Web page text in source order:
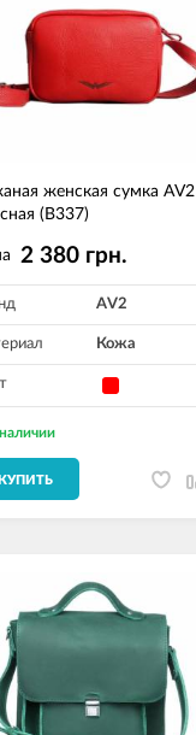
женская сумка AV2
(B337)
2 380 грн.
AV2
Кожа
КУПИТЬ